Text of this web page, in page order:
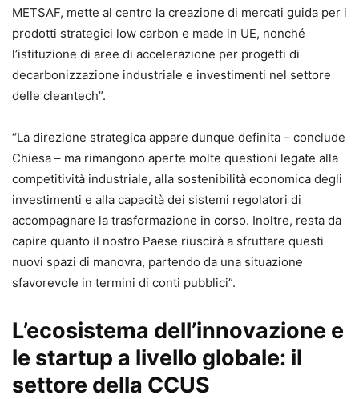
METSAF, mette al centro la creazione di mercati guida per i
prodotti strategici low carbon e made in UE, nonché
l’istituzione di aree di accelerazione per progetti di
decarbonizzazione industriale e investimenti nel settore
delle cleantech”.
“La direzione strategica appare dunque definita – conclude
Chiesa – ma rimangono aperte molte questioni legate alla
competitività industriale, alla sostenibilità economica degli
investimenti e alla capacità dei sistemi regolatori di
accompagnare la trasformazione in corso. Inoltre, resta da
capire quanto il nostro Paese riuscirà a sfruttare questi
nuovi spazi di manovra, partendo da una situazione
sfavorevole in termini di conti pubblici”.
L’ecosistema dell’innovazione e
le startup a livello globale: il
settore della CCUS